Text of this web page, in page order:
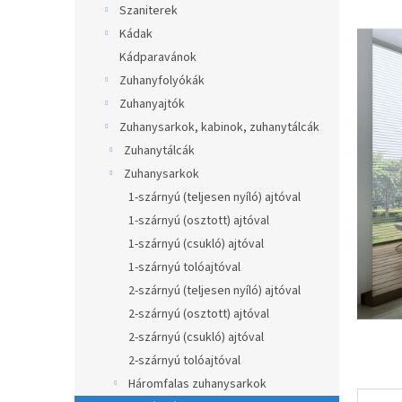
Szaniterek
Kádak
Kádparavánok
Zuhanyfolyókák
Zuhanyajtók
Zuhanysarkok, kabinok, zuhanytálcák
Zuhanytálcák
Zuhanysarkok
1-szárnyú (teljesen nyíló) ajtóval
1-szárnyú (osztott) ajtóval
1-szárnyú (csukló) ajtóval
1-szárnyú tolóajtóval
2-szárnyú (teljesen nyíló) ajtóval
2-szárnyú (osztott) ajtóval
2-szárnyú (csukló) ajtóval
2-szárnyú tolóajtóval
Háromfalas zuhanysarkok
ből
csillag.